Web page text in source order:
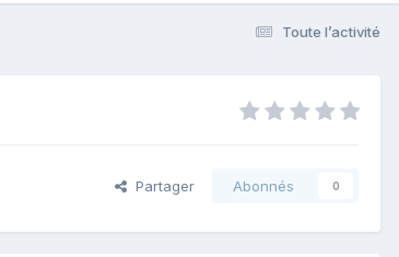
Toute l’activité
Partager Abonnés 0